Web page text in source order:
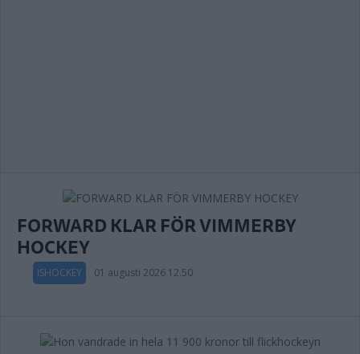
FORWARD KLAR FÖR VIMMERBY
HOCKEY
ISHOCKEY 01 augusti 2026 12.50